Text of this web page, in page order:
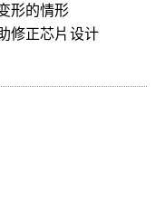
形的情形
修正芯片设计